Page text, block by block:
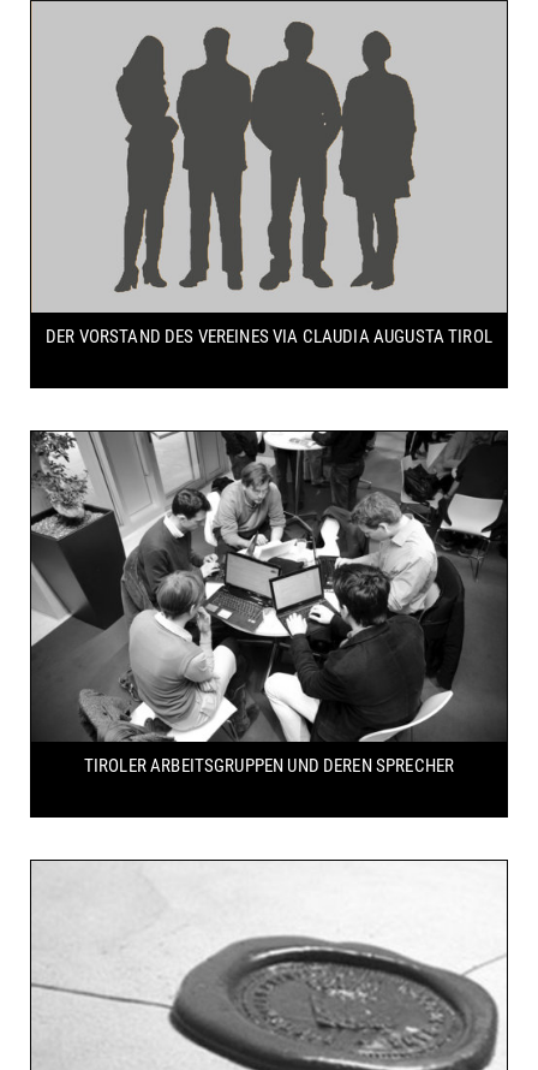
DER VORSTAND DES VEREINES VIA CLAUDIA AUGUSTA TIROL
TIROLER ARBEITSGRUPPEN UND DEREN SPRECHER